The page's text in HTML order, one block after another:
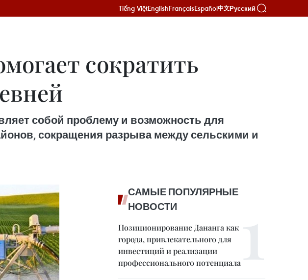
Tiếng ViệtEnglishFrançaisEspañol中文Русский
сократить
собой проблему и возможность для
сокращения разрыва между сельскими и
САМЫЕ ПОПУЛЯРНЫЕ
НОВОСТИ
Позиционирование Дананга как
города, привлекательного для
инвестиций и реализации
профессионального потенциала